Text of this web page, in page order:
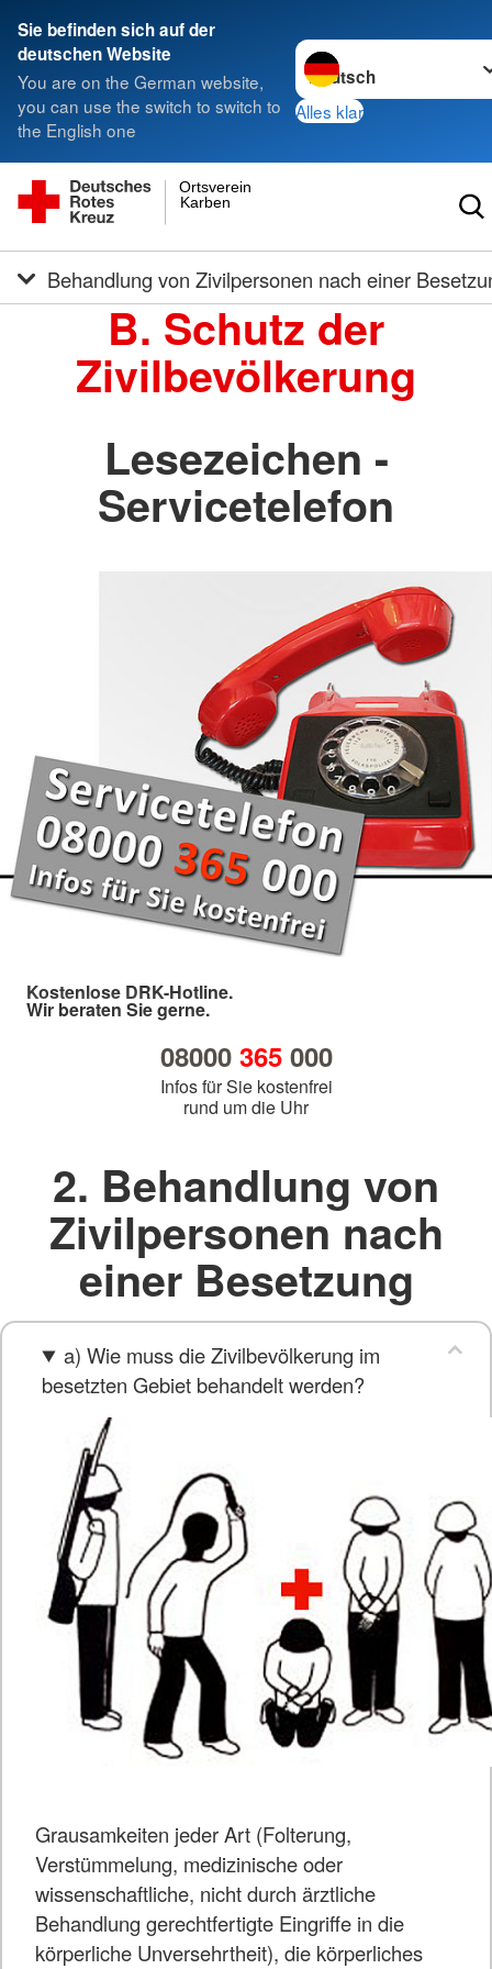
Sie befinden sich auf der
deutschen Website
You are on the German website,
you can use the switch to switch to
the English one
Sprache wechseln zu
Alles klar
Karben
Ortsverein
Behandlung von Zivilpersonen nach einer
B. Schutz der
Zivilbevölkerung
Lesezeichen -
Servicetelefon
Kostenlose DRK-Hotline.
Wir beraten Sie gerne.
08000 365000
Infos für Sie kostenfrei
rund um die Uhr
2. Behandlung von
Zivilpersonen nach
einer Besetzung
a) Wie muss die Zivilbevölkerung im
besetzten Gebiet behandelt werden?
Grausamkeiten jeder Art (Folterung,
Verstümmelung, medizinische oder
wissenschaftliche, nicht durch ärztliche
Behandlung gerechtfertigte Eingriffe in die
körperliche Unversehrtheit), die körperliches